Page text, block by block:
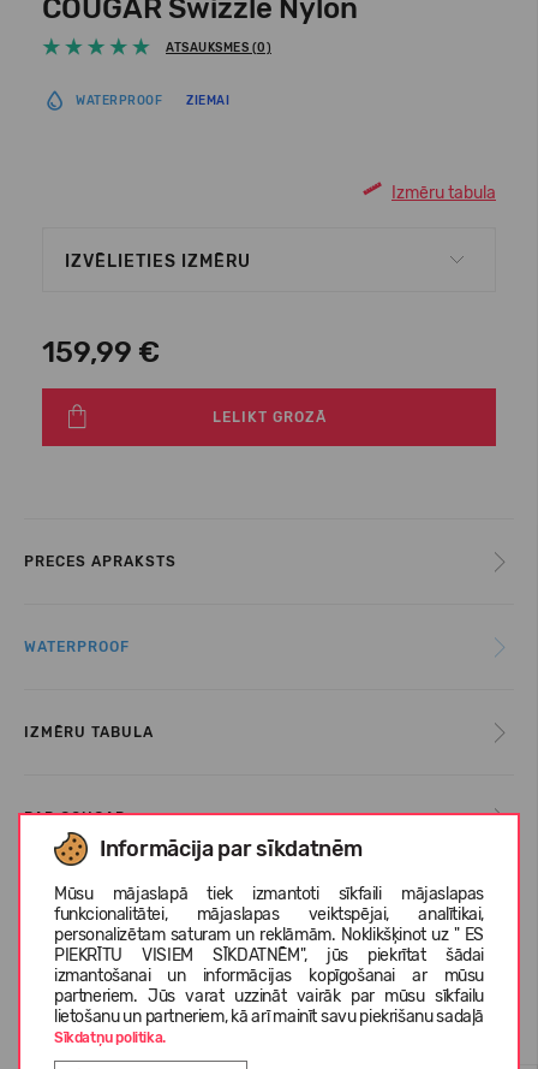
Informācija par sīkdatnēm
Mūsu mājaslapā tiek izmantoti sīkfaili mājaslapas
funkcionalitātei, mājaslapas veiktspējai, analītikai,
personalizētam saturam un reklāmām. Noklikšķinot uz " ES
PIEKRĪTU VISIEM SĪKDATNĒM", jūs piekrītat šādai
izmantošanai un informācijas kopīgošanai ar mūsu
partneriem. Jūs varat uzzināt vairāk par mūsu sīkfailu
lietošanu un partneriem, kā arī mainīt savu piekrišanu sadaļā
Sīkdatņu politika.
COUGAR Swizzle Nylon
ATSAUKSMES (0)
WATERPROOF ZIEMAI
Izmēru tabula
IZVĒLIETIES IZMĒRU
159,99 €
LELIKT GROZĀ
PRECES APRAKSTS
WATERPROOF
IZMĒRU TABULA
PAR COUGAR
KLIENTU ATSAUKSMES (0)
Līdzīgas preces